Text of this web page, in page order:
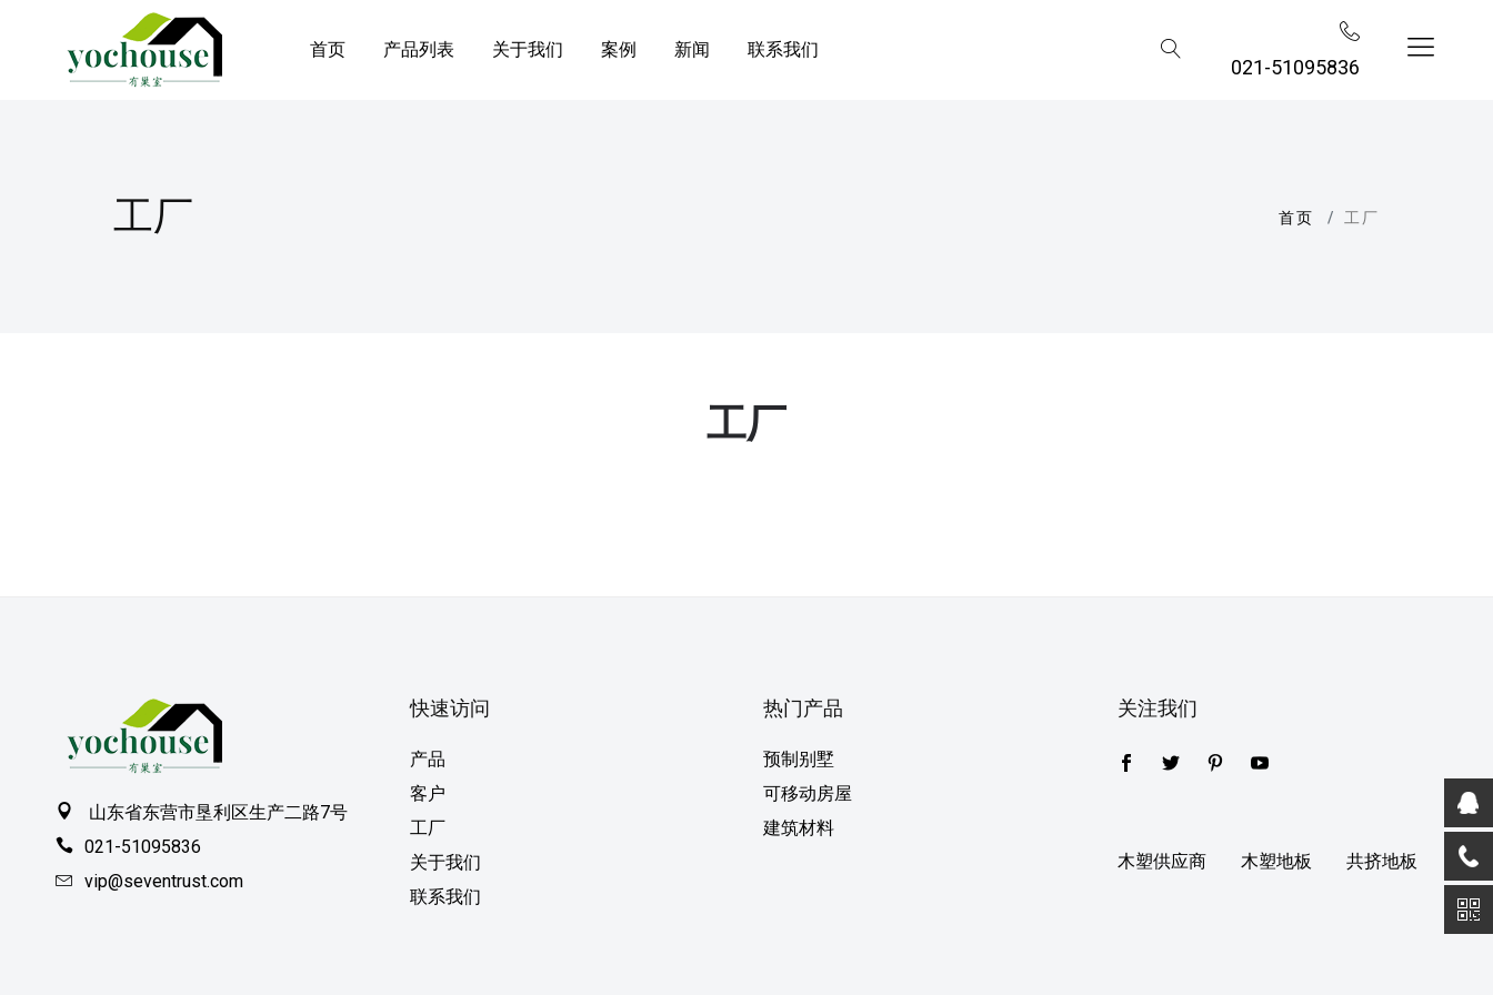
首页 产品列表 关于我们 案例 新闻 联系我们
021-51095836
工厂 首页 工厂
工厂
山东省东营市垦利区生产二路7号
021-51095836
vip@seventrust.com
快速访问
产品
客户
工厂
关于我们
联系我们
热门产品
预制别墅
可移动房屋
建筑材料
关注我们
木塑供应商 木塑地板 共挤地板